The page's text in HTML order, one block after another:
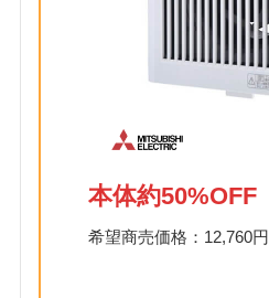
本体約50%OFF
希望商売価格：12,760円